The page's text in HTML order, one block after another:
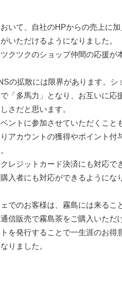
いて、自社のHPからの売上に
いただけるようになりました。
クツクのショップ仲間の応援が
の拡散には限界があります。シ
「多馬力」となり、お互いに応
さだと思います。
ントに参加させていただくこと
アカウントの獲得やポイント付
レジットカード決済にも対応で
入者にも対応ができるようにな
でのお客様は、霧島には来るこ
信販売で霧島茶をご購入いただ
を発行することで一生涯のお得
りました。